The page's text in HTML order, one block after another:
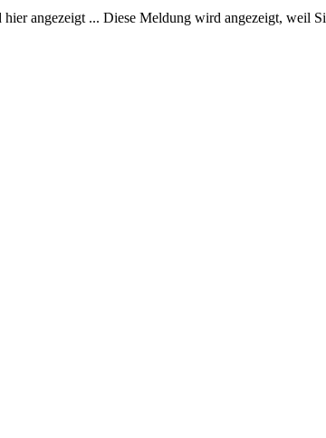
angezeigt ... Diese Meldung wird angezeigt, weil